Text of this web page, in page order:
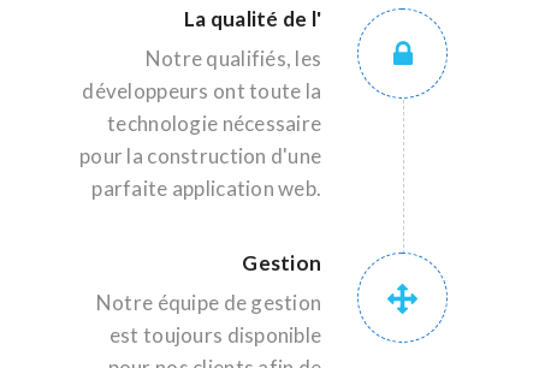
La qualité de l'
Notre qualifiés, les
développeurs ont toute la
technologie nécessaire
pour la construction d'une
parfaite application web.
Gestion
Notre équipe de gestion
est toujours disponible